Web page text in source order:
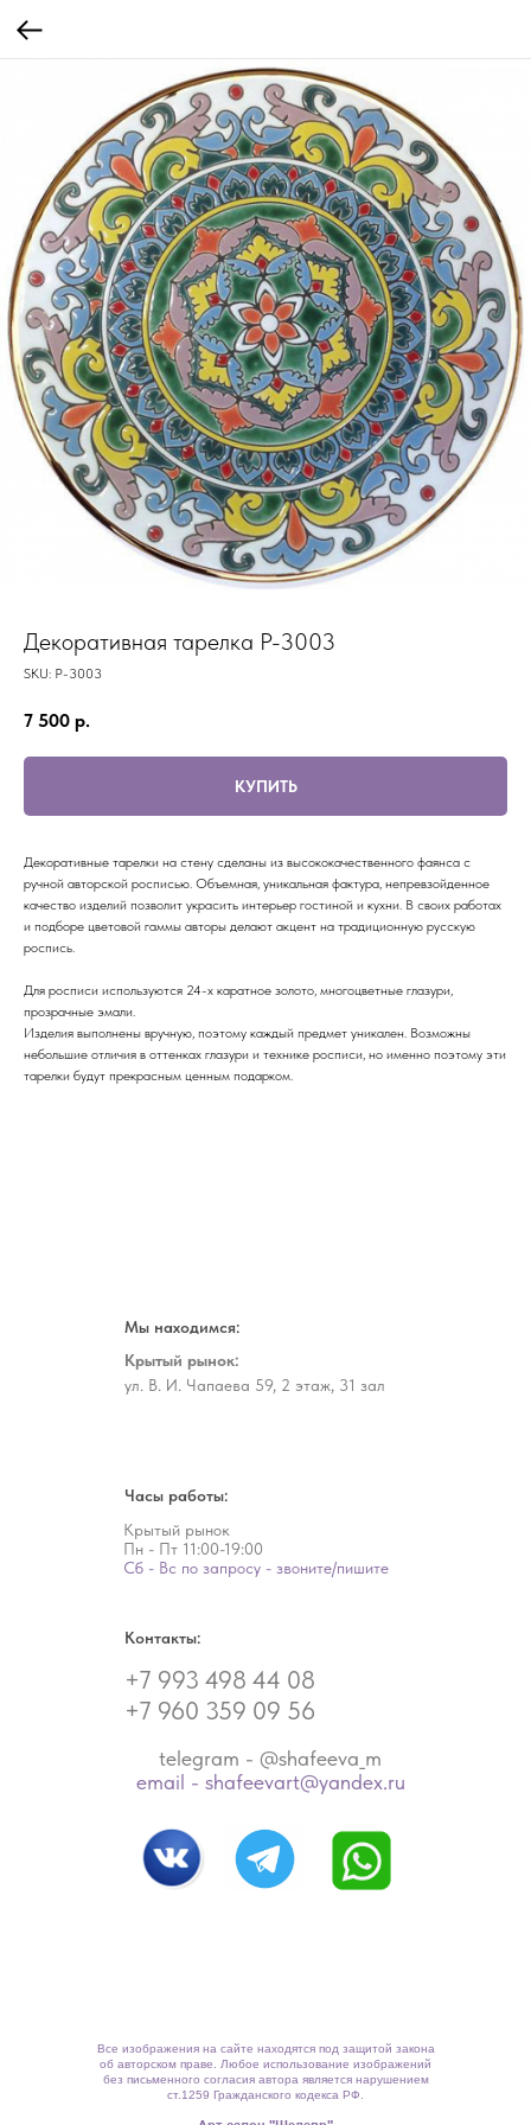
Декоративная тарелка P-3003
SKU: P-3003
7 500 р.
КУПИТЬ
Декоративные тарелки на стену сделаны из высококачественного фаянса с
ручной авторской росписью. Объемная, уникальная фактура, непревзойденное
качество изделий позволит украсить интерьер гостиной и кухни. В своих работах
и подборе цветовой гаммы авторы делают акцент на традиционную русскую
роспись.
Для росписи используются 24-х каратное золото, многоцветные глазури,
прозрачные эмали.
Изделия выполнены вручную, поэтому каждый предмет уникален. Возможны
небольшие отличия в оттенках глазури и технике росписи, но именно поэтому эти
тарелки будут прекрасным ценным подарком.
+7 993 498 44 08
+7 960 359 09 56
Крытый рынок:
ул. В. И. Чапаева 59, 2 этаж, 31 зал
Мы находимся:
Контакты:
Крытый рынок
Пн - Пт 11:00-19:00
Сб - Вс по запросу - звоните/пишите
Часы работы:
telegram - @shafeeva_m
email - shafeevart@yandex.ru
Все изображения на сайте находятся под защитой закона
об авторском праве. Любое использование изображений
без письменного согласия автора является нарушением
ст.1259 Гражданского кодекса РФ.